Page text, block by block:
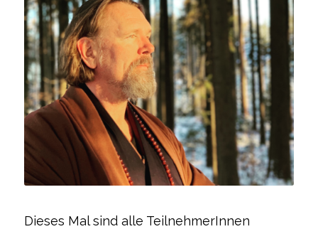
Dieses Mal sind alle TeilnehmerInnen